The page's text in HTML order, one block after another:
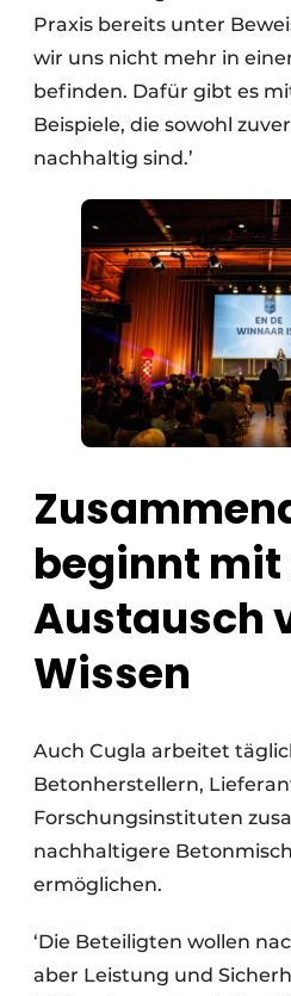
Praxis bereits unter
wir uns nicht mehr in
befinden. Dafür gibt es
Beispiele, die sowohl
nachhaltig sind.’
beginnt mit
Austausch
Wissen
Auch Cugla arbeitet
Betonherstellern,
Forschungsinstituten
nachhaltigere
ermöglichen.
‘Die Beteiligten wollen
aber Leistung und